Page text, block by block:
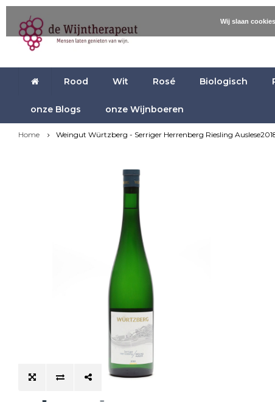
Rood Wit Rosé Biologisch
onze Blogs onze Wijnboeren
Home Weingut Würtzberg - Serriger Herrenberg Riesling
Wij slaan